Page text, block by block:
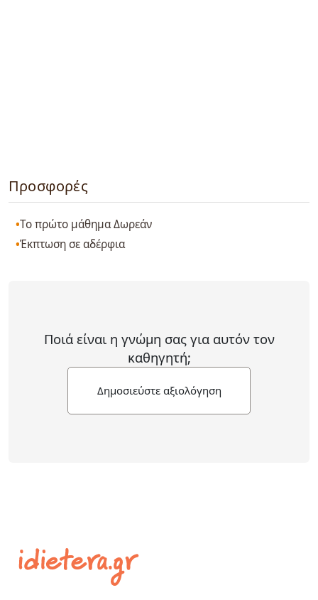
Προσφορές
Το πρώτο μάθημα Δωρεάν
Έκπτωση σε αδέρφια
Ποιά είναι η γνώμη σας για αυτόν τον
καθηγητή;
Δημοσιεύστε αξιολόγηση